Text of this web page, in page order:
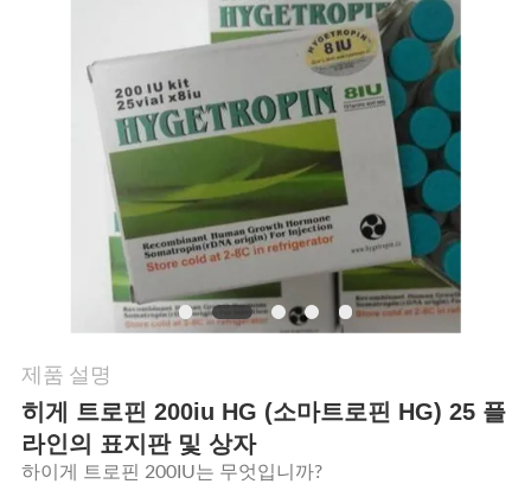
스
경
제품 설명
히게 트로핀 200iu HG (소마트로핀 HG) 25 플
라인의 표지판 및 상자
하이게 트로핀 200IU는 무엇입니까?